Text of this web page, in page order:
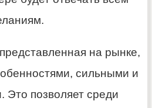
на рынке,
сильными и
позволяет среди